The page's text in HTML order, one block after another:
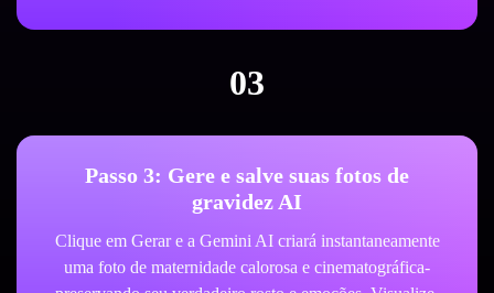
03
Passo 3: Gere e salve suas fotos de
gravidez AI
Clique em Gerar e a Gemini AI criará instantaneamente
uma foto de maternidade calorosa e cinematográfica-